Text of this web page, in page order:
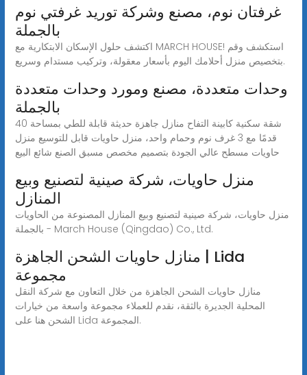
غرفتان نوم، مصنع وشركة توريد غرفتي نوم
بالجملة
اكتشف حلول الإسكان الابتكارية مع MARCH HOUSE! استكشف وقم
بتخصيص منزل أحلامك اليوم بأسعار معقولة، وتركيب مستدام وسريع.
وحدات متعددة، مصنع ومورد وحدات متعددة
بالجملة
شقة سكنية كابينة التفاح منازل جاهزة حديثة قابلة للطي بمساحة 40
قدمًا مع 3 غرف نوم وحمام واحد، منزل حاويات قابل للتوسيع منزل
حاويات مسطح عالي الجودة بتصميم مخصص مسبق الصنع شائع البيع
منزل حاويات، شركة صينية لتصنيع وبيع
المنازل
منزل حاويات، شركة صينية لتصنيع وبيع المنازل المصنوعة من الحاويات
بالجملة - March House (Qingdao) Co., Ltd.
منازل حاويات الشحن الجاهزة | Lida
مجموعة
منازل حاويات الشحن الجاهزة من خلال التعاون مع شركة النقل
المحلية الجديرة بالثقة، نقدم للعملاء مجموعة واسعة من خيارات
الشحن هنا على Lida المجموعة.